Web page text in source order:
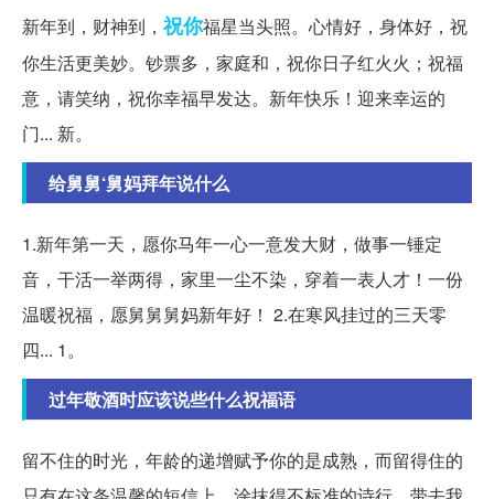
新年到，财神到， 祝你福星当头照。心情好，身体好，祝
你生活更美妙。钞票多，家庭和，祝你日子红火火；祝福
意，请笑纳，祝你幸福早发达。新年快乐！迎来幸运的
门... 新。
给舅舅‘舅妈拜年说什么
1.新年第一天，愿你马年一心一意发大财，做事一锤定
音，干活一举两得，家里一尘不染，穿着一表人才！一份
温暖祝福，愿舅舅舅妈新年好！ 2.在寒风挂过的三天零
四... 1。
过年敬酒时应该说些什么祝福语
留不住的时光，年龄的递增赋予你的是成熟，而留得住的